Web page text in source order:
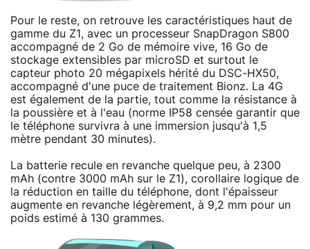
Pour le reste, on retrouve les caractéristiques haut de
gamme du Z1, avec un processeur SnapDragon S800
accompagné de 2 Go de mémoire vive, 16 Go de
stockage extensibles par microSD et surtout le
capteur photo 20 mégapixels hérité du DSC-HX50,
accompagné d'une puce de traitement Bionz. La 4G
est également de la partie, tout comme la résistance à
la poussière et à l'eau (norme IP58 censée garantir que
le téléphone survivra à une immersion jusqu'à 1,5
mètre pendant 30 minutes).
La batterie recule en revanche quelque peu, à 2300
mAh (contre 3000 mAh sur le Z1), corollaire logique de
la réduction en taille du téléphone, dont l'épaisseur
augmente en revanche légèrement, à 9,2 mm pour un
poids estimé à 130 grammes.